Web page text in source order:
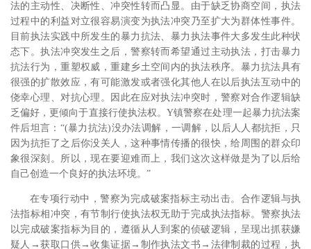
法的主动性、决断性、冲突性转而凸显。由于缺乏协商空间，执法
过程中的利益对立很容易演变为执法冲突乃至扩大为群体性事件。
目前执法实践中所发生的暴力抗法、暴力执法事件大多发生此种状
态下。执法冲突发生之后，警察转而希望通过主动执法，打击暴力
抗法行为，重塑权威，重建乡土空间内的执法秩序。暴力抗法具有
很强的扩散效应，有可能激发或者强化其他人在以后执法互动中的
侥幸心理、对抗心理。因此在应对执法冲突时，警察对合作逻辑缺
乏偏好，更倾向于直接行使执法权。Y镇警察在处理一起暴力抗法案
件后坦言：“(暴力抗法)没办法调解，一调解，以后人人都抗拒，只
因为抗拒了之后你没关人，这种事情传播的很快，给周围的群众印
象很深刻。所以，现在要迎难而上，我们这次这样做是为了以后给
自己创造一个良好的执法环境。”
在专项行动中，警察为完成破案指标主动出击。合作逻辑与执
法指标相冲突，有节制行使执法权无助于完成执法指标。警察执法
以完成破案指标为目的，遵循从人到案的侦破逻辑，呈现出抓获嫌
疑人→获取口供→收集证据→制作执法文书→法律制裁的过程，执